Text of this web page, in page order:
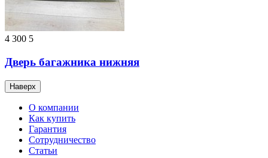
4 300 5
Дверь багажника нижняя
Наверх
О компании
Как купить
Гарантия
Сотрудничество
Статьи